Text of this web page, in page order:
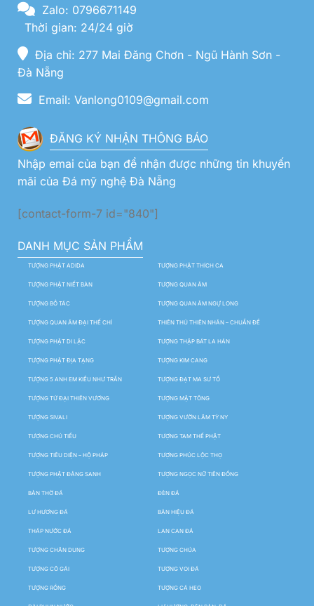
Zalo: 0796671149
Thời gian: 24/24 giờ
Địa chỉ: 277 Mai Đăng Chơn - Ngũ Hành Sơn -
Đà Nẵng
Email: Vanlong0109@gmail.com
ĐĂNG KÝ NHẬN THÔNG BÁO
Nhập emai của bạn để nhận được những tin khuyến
mãi của Đá mỹ nghệ Đà Nẵng
[contact-form-7 id="840"]
DANH MỤC SẢN PHẨM
TƯỢNG PHẬT ADIDA TƯỢNG PHẬT THÍCH CA
TƯỢNG PHẬT NIẾT BÀN TƯỢNG QUAN ÂM
TƯỢNG BỒ TÁC TƯỢNG QUAN ÂM NGỰ LONG
TƯỢNG QUAN ÂM ĐẠI THẾ CHÍ THIÊN THỦ THIÊN NHÃN – CHUẨN ĐỀ
TƯỢNG PHẬT DI LẶC TƯỢNG THẬP BÁT LA HÁN
TƯỢNG PHẬT ĐỊA TẠNG TƯỢNG KIM CANG
TƯỢNG 5 ANH EM KIỀU NHƯ TRẦN TƯỢNG ĐẠT MA SƯ TỔ
TƯỢNG TỨ ĐẠI THIÊN VƯƠNG TƯỢNG MẬT TÔNG
TƯỢNG SIVALI TƯỢNG VƯỜN LÂM TỲ NY
TƯỢNG CHÚ TIỂU TƯỢNG TAM THẾ PHẬT
TƯỢNG TIÊU DIỆN – HỘ PHÁP TƯỢNG PHÚC LỘC THỌ
TƯỢNG PHẬT ĐẢNG SANH TƯỢNG NGỌC NỮ TIÊN ĐỒNG
BÀN THỜ ĐÁ ĐÈN ĐÁ
LƯ HƯƠNG ĐÁ BẢN HIỆU ĐÁ
THÁP NƯỚC ĐÁ LAN CAN ĐÁ
TƯỢNG CHÂN DUNG TƯỢNG CHÚA
TƯỢNG CÔ GÁI TƯỢNG VOI ĐÁ
TƯỢNG RỒNG TƯỢNG CÁ HEO